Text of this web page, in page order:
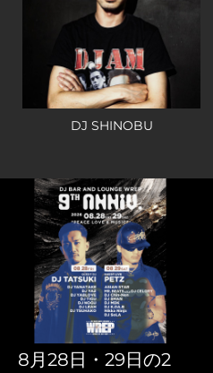
DJ SHINOBU
8月28日・29日の2